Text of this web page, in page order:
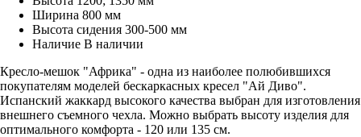
Ширина 800 мм
Высота сидения 300-500 мм
Наличие В наличии
Кресло-мешок "Африка" - одна из наиболее полюбившихся
покупателям моделей бескаркасных кресел "Ай Диво".
Испанский жаккард высокого качества выбран для изготовления
внешнего съемного чехла. Можно выбрать высоту изделия для
оптимального комфорта - 120 или 135 см.